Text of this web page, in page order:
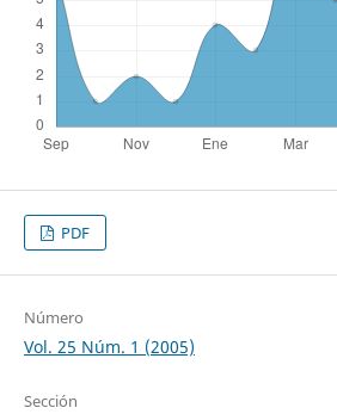
PDF
Número
Vol. 25 Núm. 1 (2005)
Sección